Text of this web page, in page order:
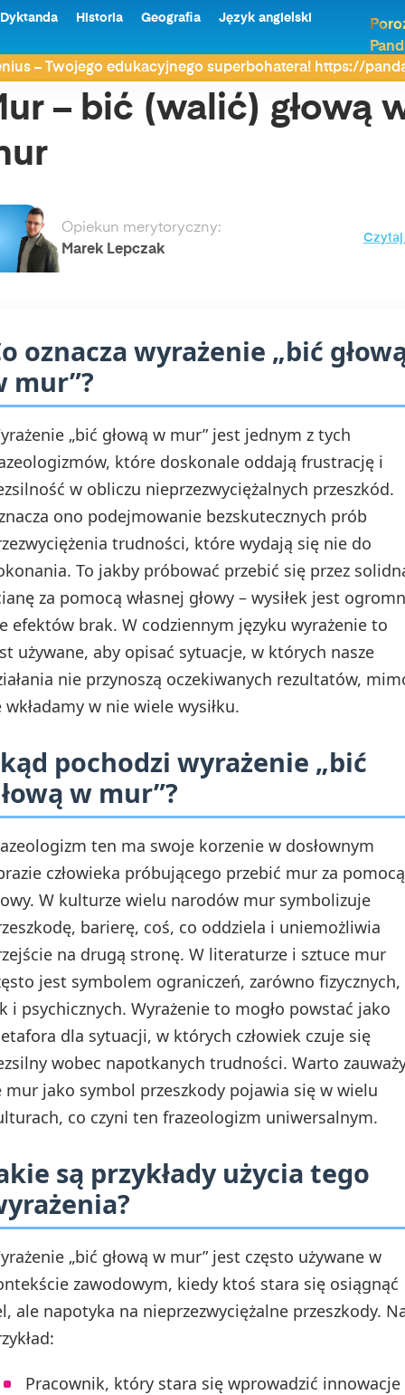
Dyktanda Historia Geografia Język angielski
– Twojego edukacyjnego superbohatera! https://
– bić (walić) głową w mur
– bić (walić) głową
Opiekun merytoryczny:
Marek Lepczak
oznacza wyrażenie „bić
mur”?
„bić głową w mur” jest jednym z tych
które doskonale oddają frustrację i
w obliczu nieprzezwyciężalnych przeszkód.
ono podejmowanie bezskutecznych prób
trudności, które wydają się nie do
To jakby próbować przebić się przez
za pomocą własnej głowy – wysiłek jest
efektów brak. W codziennym języku wyrażenie to
używane, aby opisać sytuacje, w których nasze
nie przynoszą oczekiwanych rezultatów,
wkładamy w nie wiele wysiłku.
pochodzi wyrażenie „bić
w mur”?
ten ma swoje korzenie w dosłownym
człowieka próbującego przebić mur za pomocą
W kulturze wielu narodów mur symbolizuje
barierę, coś, co oddziela i uniemożliwia
na drugą stronę. W literaturze i sztuce mur
jest symbolem ograniczeń, zarówno fizycznych,
i psychicznych. Wyrażenie to mogło powstać jako
dla sytuacji, w których człowiek czuje się
wobec napotkanych trudności. Warto
mur jako symbol przeszkody pojawia się w wielu
co czyni ten frazeologizm uniwersalnym.
są przykłady użycia tego
„bić głową w mur” jest często używane w
zawodowym, kiedy ktoś stara się osiągnąć
ale napotyka na nieprzezwyciężalne przeszkody.
Pracownik, który stara się wprowadzić innowacje